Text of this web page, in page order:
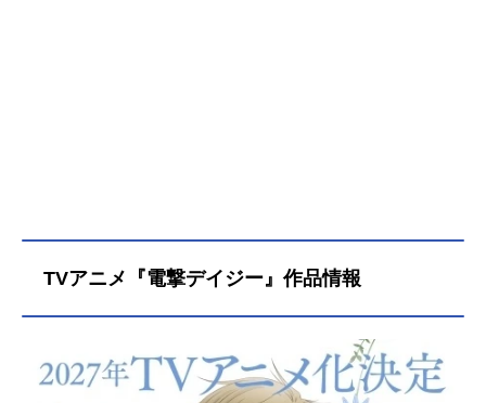
TVアニメ『電撃デイジー』作品情報